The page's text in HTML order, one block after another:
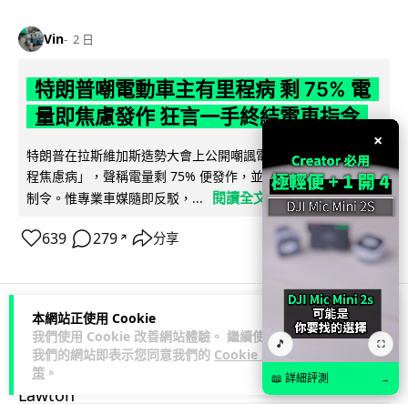
本網站正使用 Cookie
我們使用 Cookie 改善網站體驗。 繼續使用
我們的網站即表示您同意我們的 Cookie 政
策 。
Vin 2 日
特朗普嘲電動車主有里程病 剩 75% 電
量即焦慮發作 狂言一手終結電車指令
特朗普在拉斯維加斯造勢大會上公開嘲諷電動車車主患有「里
程焦慮病」，聲稱電量剩 75% 便發作，並重申已廢除電動車強
制令。惟專業車媒隨即反駁，...
閱讀全文
639 279 ↗ 分享
人工智能
Lawton
×
🎵 ⛶
📖 詳細評測 →